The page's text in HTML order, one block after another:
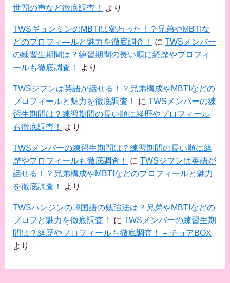
世間の声など徹底調査！
より
TWSギョンミンのMBTIは変わった！？兄弟やMBTIな
どのプロフィ―ルと魅力を徹底調査！
に TWSメンバー
の練習生期間は？練習期間の長い順に経歴やプロフィ
ールも徹底調査！
より
TWSジフンは英語が話せる！？兄弟構成やMBTIなどの
プロフィールと魅力を徹底調査！
に TWSメンバーの練
習生期間は？練習期間の長い順に経歴やプロフィール
も徹底調査！
より
TWSメンバーの練習生期間は？練習期間の長い順に経
歴やプロフィールも徹底調査！
に TWSジフンは英語が
話せる！？兄弟構成やMBTIなどのプロフィールと魅力
を徹底調査！
より
TWSハンジンの韓国語の勉強法は？兄弟やMBTIなどの
プロフと魅力を徹底調査！
に TWSメンバーの練習生期
間は？経歴やプロフィールも徹底調査！ – チョアBOX
より